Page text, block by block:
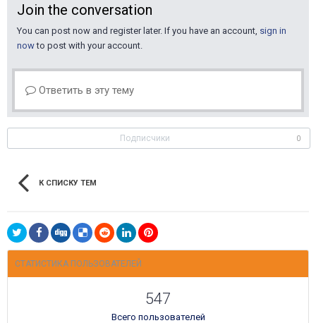
Join the conversation
You can post now and register later. If you have an account, sign in
nowto post with your account.
Ответить в эту тему
Подписчики 0
К СПИСКУ ТЕМ
СТАТИСТИКА ПОЛЬЗОВАТЕЛЕЙ
547
Всего пользователей